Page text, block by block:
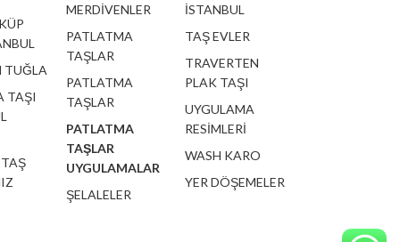
TUĞLA
TAŞI
MERDİVENLER
PATLATMA
TAŞLAR
PATLATMA
TAŞLAR
PATLATMA
TAŞLAR
UYGULAMALAR
ŞELALELER
İSTANBUL
TAŞ EVLER
TRAVERTEN
PLAK TAŞI
UYGULAMA
RESİMLERİ
WASH KARO
YER DÖŞEMELER